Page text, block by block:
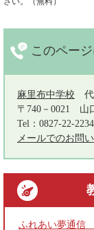
このペー
麻里布中学校
〒740－0021
山
Tel：0827-22-2234
メールでのお問
ふれあい夢通信